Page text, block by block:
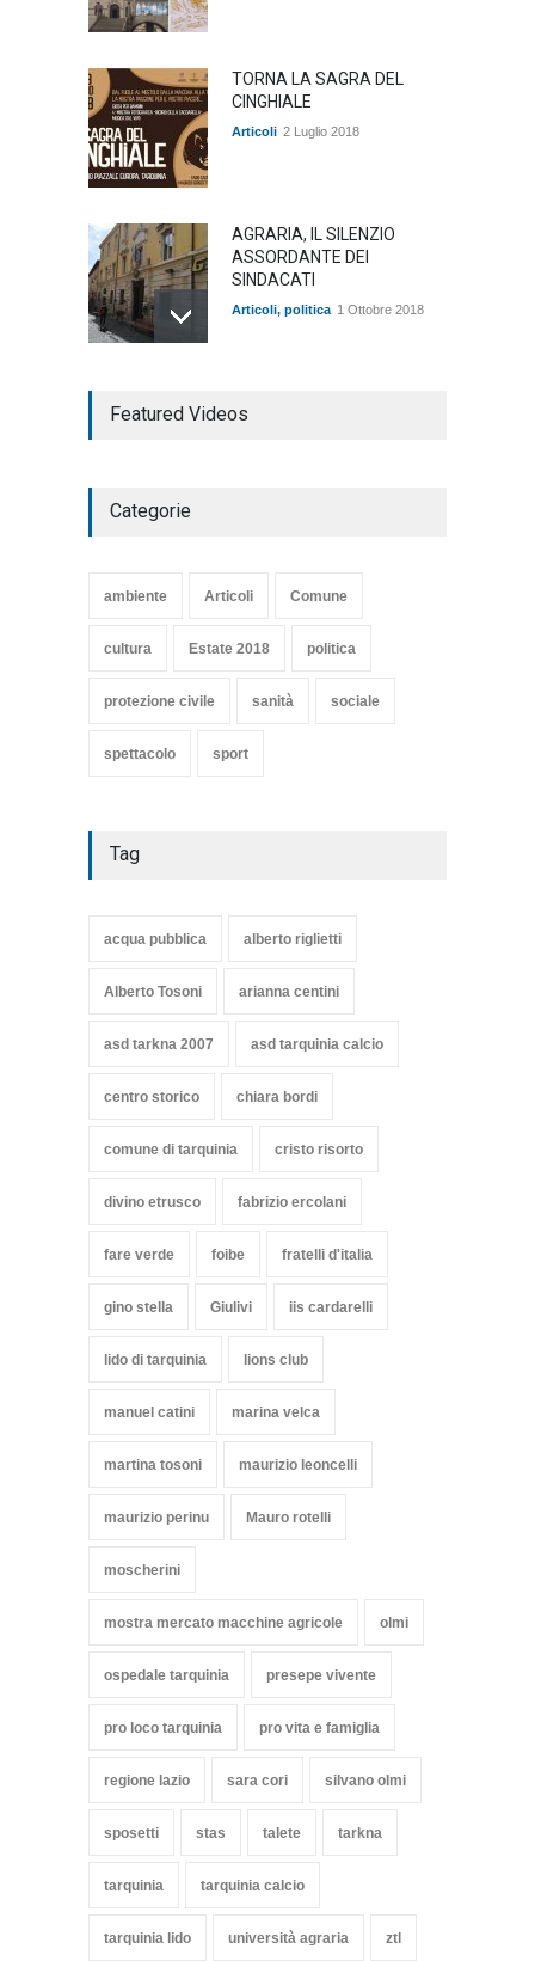
TORNA LA SAGRA DEL
CINGHIALE
Articoli 2 Luglio 2018
AGRARIA, IL SILENZIO
ASSORDANTE DEI
SINDACATI
Articoli, politica 1 Ottobre 2018
COMMEDIA"
TARQUINIA
Featured Videos
Categorie
ambiente Articoli Comune
cultura Estate 2018 politica
protezione civile sanità sociale
spettacolo sport
Tag
acqua pubblica alberto riglietti
Alberto Tosoni arianna centini
asd tarkna 2007 asd tarquinia calcio
centro storico chiara bordi
comune di tarquinia cristo risorto
divino etrusco fabrizio ercolani
fare verde foibe fratelli d'italia
gino stella Giulivi iis cardarelli
lido di tarquinia lions club
manuel catini marina velca
martina tosoni maurizio leoncelli
maurizio perinu Mauro rotelli
moscherini
mostra mercato macchine agricole olmi
ospedale tarquinia presepe vivente
pro loco tarquinia pro vita e famiglia
regione lazio sara cori silvano olmi
sposetti stas talete tarkna
tarquinia tarquinia calcio
tarquinia lido università agraria ztl